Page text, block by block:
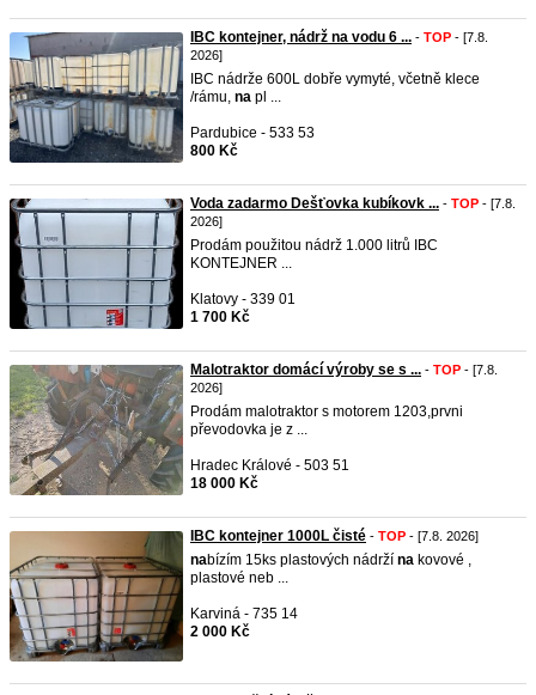
IBC kontejner, nádrž na vodu 6 ... - TOP - [7.8.
2026]
IBC nádrže 600L dobře vymyté, včetně klece
/rámu, na pl ...
Pardubice - 533 53
800 Kč
Voda zadarmo Dešťovka kubíkovk ... - TOP - [7.8.
2026]
Prodám použitou nádrž 1.000 litrů IBC
KONTEJNER ...
Klatovy - 339 01
1 700 Kč
Malotraktor domácí výroby se s ... - TOP - [7.8.
2026]
Prodám malotraktor s motorem 1203,prvni
převodovka je z ...
Hradec Králové - 503 51
18 000 Kč
IBC kontejner 1000L čisté - TOP - [7.8. 2026]
nabízím 15ks plastových nádrží na kovové ,
plastové neb ...
Karviná - 735 14
2 000 Kč